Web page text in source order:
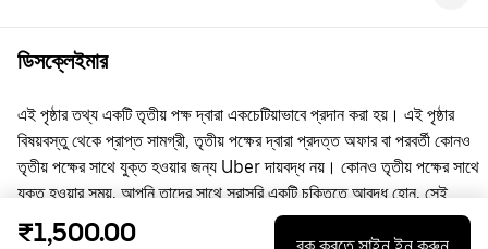
ডিসক্লেইমার
এই পৃষ্ঠার তথ্য একটি তৃতীয় পক্ষ দ্বারা একচেটিয়াভাবে প্রদান করা হয়। এই পৃষ্ঠার
বিষয়বস্তু থেকে প্রাপ্ত সামগ্রী, তৃতীয় পক্ষের দ্বারা প্রদত্ত অফার বা পরবর্তী কোনও
তৃতীয় পক্ষের সাথে যুক্ত হওয়ার জন্য Uber দায়বদ্ধ নয়। কোনও তৃতীয় পক্ষের সাথে
যুক্ত হওয়ার সময়, আপনি তাদের সাথে সরাসরি একটি চুক্তিতে আবদ্ধ হোন, সেই
চুক্তিতে Uber কোনো পক্ষ নয়। প্রশ্নের জন্য, অনুগ্রহ করে সরাসরি তৃতীয় পক্ষের
₹1,500.00